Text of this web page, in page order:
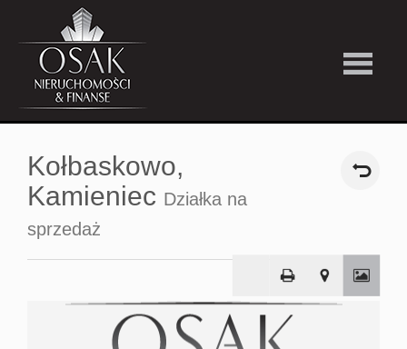
Kup
Strefa
Kołbaskowo,
Kamieniec Działka na
sprzedaż